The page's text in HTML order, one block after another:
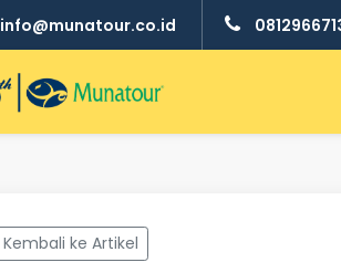
info@munatour.co.id
Kembali ke Artikel